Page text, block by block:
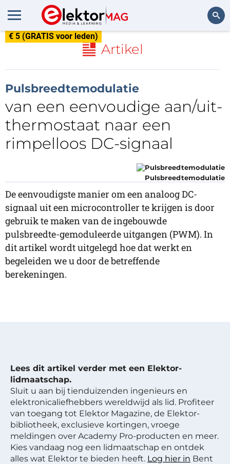
€ 5 (GRATIS voor leden)
Artikel
Pulsbreedtemodulatie
van een eenvoudige aan/uit-
thermostaat naar een
rimpelloos DC-signaal
Pulsbreedtemodulatie
De eenvoudigste manier om een analoog DC-
signaal uit een microcontroller te krijgen is door
gebruik te maken van de ingebouwde
pulsbreedte-gemoduleerde uitgangen (PWM). In
dit artikel wordt uitgelegd hoe dat werkt en
begeleiden we u door de betreffende
berekeningen.
Lees dit artikel verder met een Elektor-
lidmaatschap.
Sluit u aan bij tienduizenden ingenieurs en
elektronicaliefhebbers wereldwijd als lid. Profiteer
van toegang tot Elektor Magazine, de Elektor-
bibliotheek, exclusieve kortingen, vroege
meldingen over Academy Pro-producten en meer.
Kies vandaag nog een lidmaatschap en ontdek
alles wat Elektor te bieden heeft. Log hier in Bent